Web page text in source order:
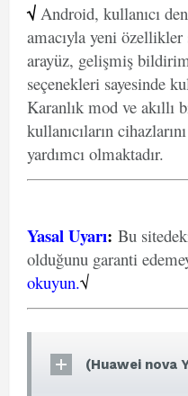
√ Android, kullanıcı
amacıyla yeni özellikler
arayüz, gelişmiş
seçenekleri sayesinde
Karanlık mod ve akıllı
kullanıcıların
yardımcı olmaktadır.
Yasal Uyarı: Bu
olduğunu garanti
okuyun.√
(Huawei nova